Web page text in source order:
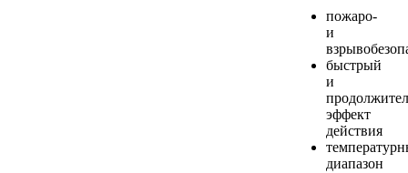
пожаро-
и
быстрый
и
эффект
действия
диапазон